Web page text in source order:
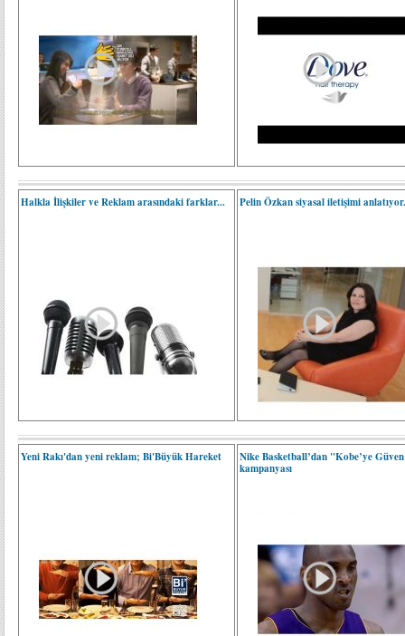
Halkla İlişkiler ve Reklam arasındaki farklar... Pelin Özkan siyasal iletişimi
Yeni Rakı'dan yeni reklam; Bi'Büyük Hareket
Nike Basketball’dan "Kobe’ye
kampanyası